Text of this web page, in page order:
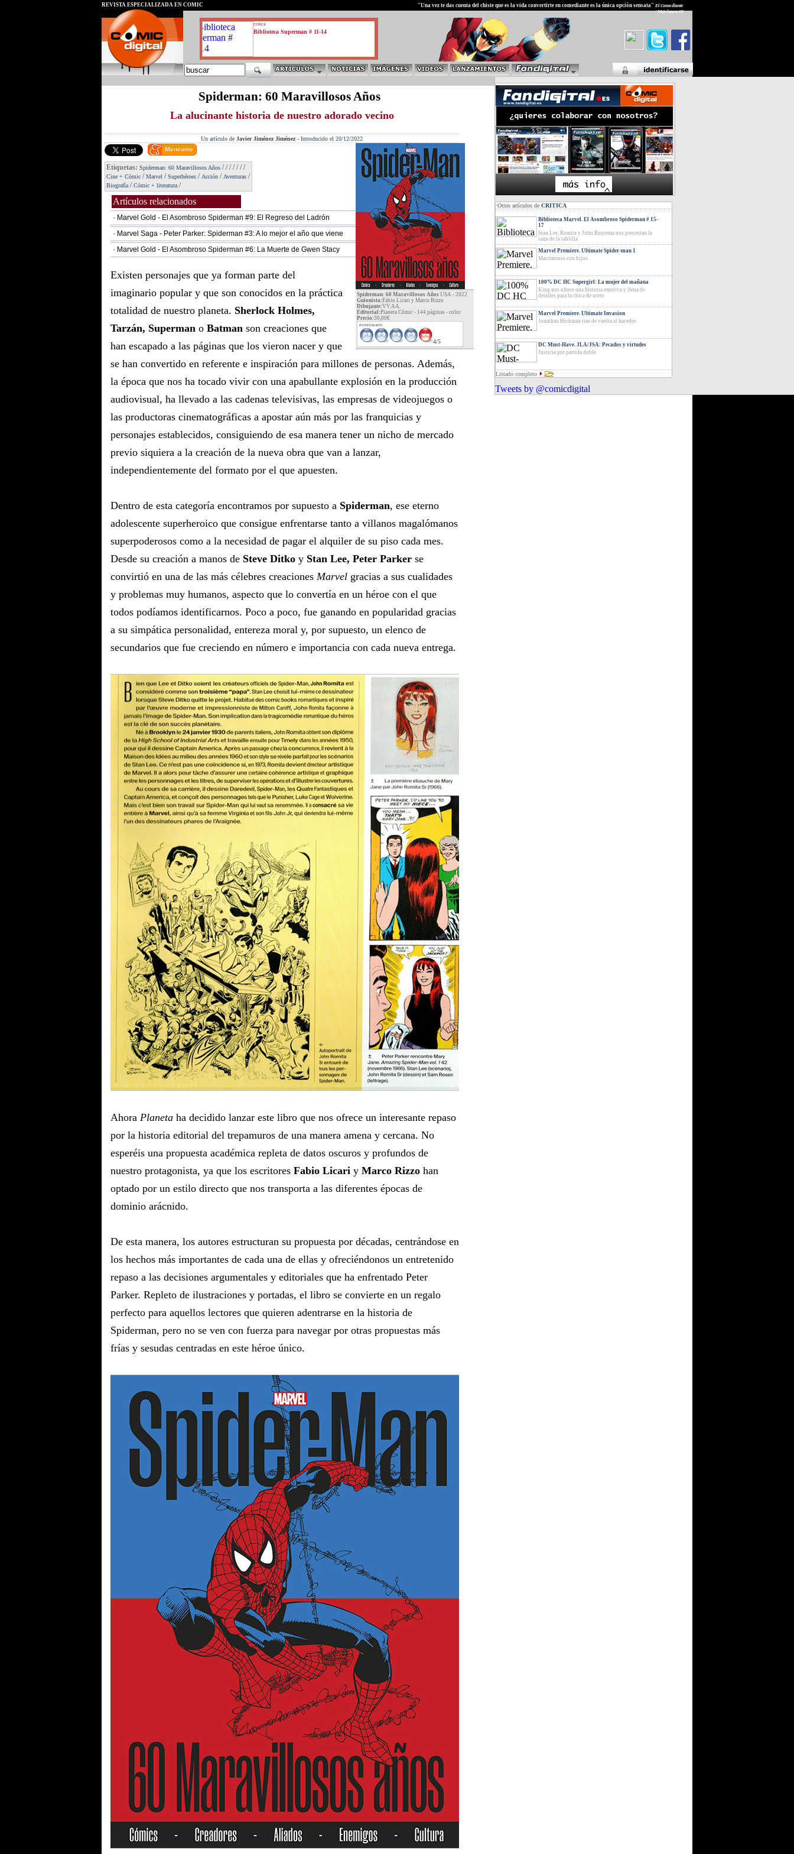
critica
Biblioteca Superman # 11-14
REVISTA ESPECIALIZADA EN CÓMIC "Una vez te das cuenta del chiste que es la vida convertirte en comediante es la única opción sensata" El Comediante
/ Watchmen #2
Spiderman: 60 Maravillosos Años
La alucinante historia de nuestro adorado vecino
Un artículo de Javier Jiménez Jiménez- Introducido el 20/12/2022
Spiderman: 60 Maravillosos Años USA - 2022
Guionista:Fabio Licari y Marco Rizzo
Dibujante:VV.AA.
Editorial:Planeta Cómic - 144 páginas - color
Precio:30,00€
PUNTUACION
4/5
Etiquetas: Spiderman: 60 Maravillosos Años ///////
Cine + Cómic /Marvel /Superhéroes / Acción / Aventuras /
Biografía /Cómic + literatura /
Artículos relacionados
· Marvel Gold - El Asombroso Spiderman #9: El Regreso del Ladrón
· Marvel Saga - Peter Parker: Spiderman #3: A lo mejor el año que viene
· Marvel Gold - El Asombroso Spiderman #6: La Muerte de Gwen Stacy
Existen personajes que ya forman parte del
imaginario popular y que son conocidos en la práctica
totalidad de nuestro planeta. Sherlock Holmes,
Tarzán, Superman o Batman son creaciones que
han escapado a las páginas que los vieron nacer y que
se han convertido en referente e inspiración para millones de personas. Además,
la época que nos ha tocado vivir con una apabullante explosión en la producción
audiovisual, ha llevado a las cadenas televisivas, las empresas de videojuegos o
las productoras cinematográficas a apostar aún más por las franquicias y
personajes establecidos, consiguiendo de esa manera tener un nicho de mercado
previo siquiera a la creación de la nueva obra que van a lanzar,
independientemente del formato por el que apuesten.
Dentro de esta categoría encontramos por supuesto a Spiderman, ese eterno
adolescente superheroico que consigue enfrentarse tanto a villanos magalómanos
superpoderosos como a la necesidad de pagar el alquiler de su piso cada mes.
Desde su creación a manos de Steve Ditko y Stan Lee, Peter Parker se
convirtió en una de las más célebres creaciones Marvel gracias a sus cualidades
y problemas muy humanos, aspecto que lo convertía en un héroe con el que
todos podíamos identificarnos. Poco a poco, fue ganando en popularidad gracias
a su simpática personalidad, entereza moral y, por supuesto, un elenco de
secundarios que fue creciendo en número e importancia con cada nueva entrega.
Ahora Planeta ha decidido lanzar este libro que nos ofrece un interesante repaso
por la historia editorial del trepamuros de una manera amena y cercana. No
esperéis una propuesta académica repleta de datos oscuros y profundos de
nuestro protagonista, ya que los escritores Fabio Licari y Marco Rizzo han
optado por un estilo directo que nos transporta a las diferentes épocas de
dominio arácnido.
De esta manera, los autores estructuran su propuesta por décadas, centrándose en
los hechos más importantes de cada una de ellas y ofreciéndonos un entretenido
repaso a las decisiones argumentales y editoriales que ha enfrentado Peter
Parker. Repleto de ilustraciones y portadas, el libro se convierte en un regalo
perfecto para aquellos lectores que quieren adentrarse en la historia de
Spiderman, pero no se ven con fuerza para navegar por otras propuestas más
frías y sesudas centradas en este héroe único.
·Otros artículos de CRITICA
Biblioteca Marvel. El Asombroso Spiderman # 15-
17
Stan Lee, Romita y John Buscema nos presentan la
saga de la tablilla
Marvel Premiere. Ultimate Spider-man 1
Matrimonio con hijos
100% DC HC Supergirl: La mujer del mañana
King nos ofrece una historia emotiva y llena de
detalles para la chica de acero
Marvel Premiere. Ultimate Invasion
Jonathan Hickman trae de vuelta al hacedor
DC Must-Have. JLA/JSA: Pecados y virtudes
Justicia por partida doble
Listado completo
Tweets by @comicdigital